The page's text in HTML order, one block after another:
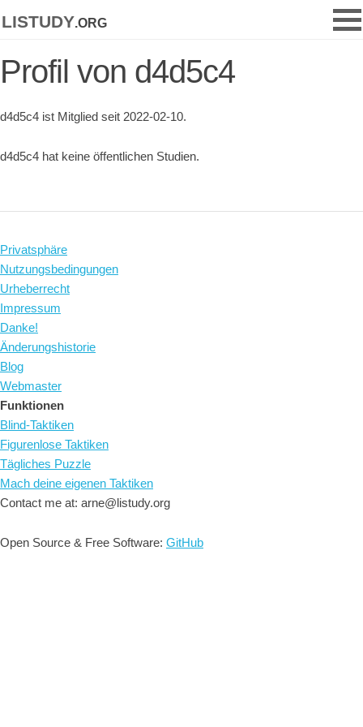
listudy.org
Profil von d4d5c4
d4d5c4 ist Mitglied seit 2022-02-10.
d4d5c4 hat keine öffentlichen Studien.
Privatsphäre
Nutzungsbedingungen
Urheberrecht
Impressum
Danke!
Änderungshistorie
Blog
Webmaster
Funktionen
Blind-Taktiken
Figurenlose Taktiken
Tägliches Puzzle
Mach deine eigenen Taktiken
Contact me at: arne@listudy.org
Open Source & Free Software: GitHub